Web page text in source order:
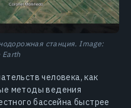
станция. Image:
Earth
человека, как
методы ведения
бассейна быстрее